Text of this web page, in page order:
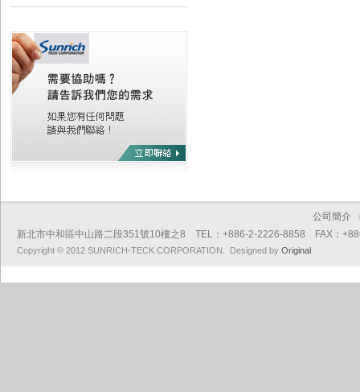
公司簡介 /
新北市中和區中山路二段351號10樓之8 TEL：+886-2-2226-8858 FAX：
Copyright © 2012 SUNRICH-TECK CORPORATION. Designed by Original